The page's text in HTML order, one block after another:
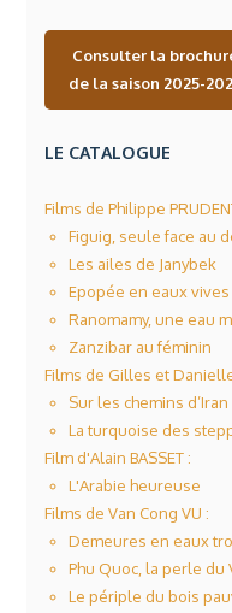
Consulter la
de la saison 2025-
LE CATALOGUE
Films de Philippe
Figuig, seule face au
Les ailes de Janybek
Epopée en eaux vives
Ranomamy, une eau
Zanzibar au féminin
Films de Gilles et Danielle
Sur les chemins d’Iran
La turquoise des
Film d'Alain BASSET :
L'Arabie heureuse
Films de Van Cong VU :
Demeures en eaux
Phu Quoc, la perle du
Le périple du bois